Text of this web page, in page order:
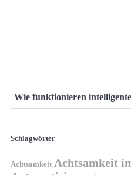
Wie funktionieren
Schlagwörter
Achtsamkeit Achtsamkeit